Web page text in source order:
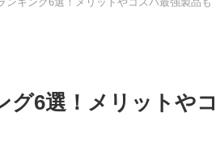
グ6選！メリットやコ